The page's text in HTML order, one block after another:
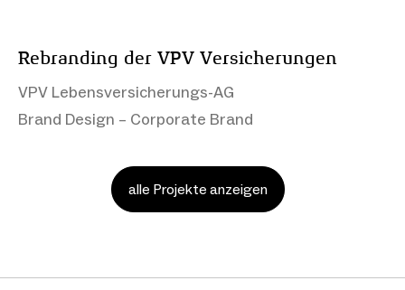
Rebranding der VPV Versicherungen
VPV Lebensversicherungs-AG
Brand Design – Corporate Brand
alle Projekte anzeigen